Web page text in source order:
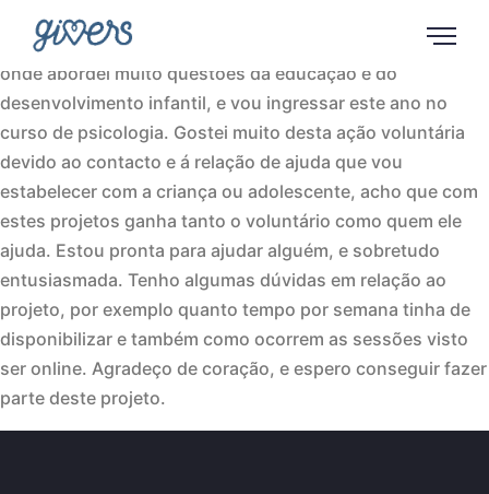
Olá! Eu sou a Sara, tenho 19 anos e sou estudante de
psicologia na FPCEUP. Fiz um ano de ciência da educação,
onde abordei muito questões da educação e do
desenvolvimento infantil, e vou ingressar este ano no
curso de psicologia. Gostei muito desta ação voluntária
devido ao contacto e á relação de ajuda que vou
estabelecer com a criança ou adolescente, acho que com
estes projetos ganha tanto o voluntário como quem ele
ajuda. Estou pronta para ajudar alguém, e sobretudo
entusiasmada. Tenho algumas dúvidas em relação ao
projeto, por exemplo quanto tempo por semana tinha de
disponibilizar e também como ocorrem as sessões visto
ser online. Agradeço de coração, e espero conseguir fazer
parte deste projeto.